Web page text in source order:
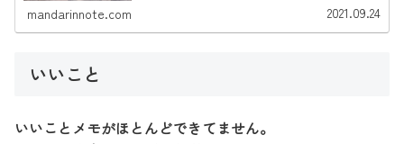
mandarinnote.com 2021.09.24
いいこと
いいことメモがほとんどできてません。